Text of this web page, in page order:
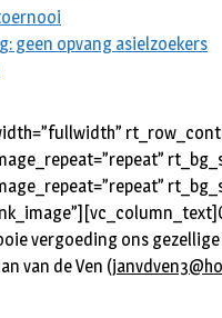
geen opvang asielzoekers
vergoeding ons
van de Ven (